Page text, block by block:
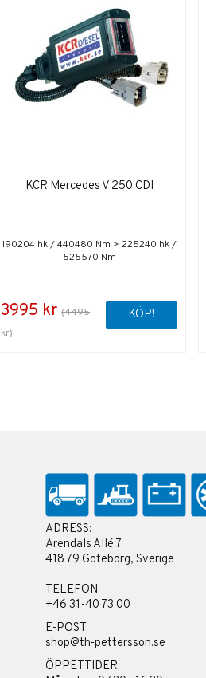
KCR Mercedes V 250 CDI
190204 hk / 440480 Nm > 225240 hk /
525570 Nm
3995 kr (4495
kr)
KÖP!
ADRESS:
Arendals Allé 7
418 79 Göteborg, Sverige
TELEFON:
+46 31-40 73 00
E-POST:
shop@th-pettersson.se
ÖPPETTIDER: